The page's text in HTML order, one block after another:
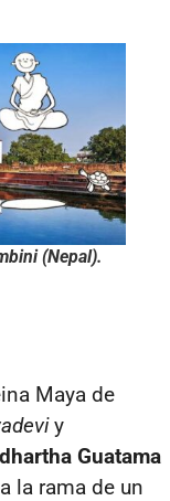
(Nepal).
Maya de
y
Guatama
la rama de un